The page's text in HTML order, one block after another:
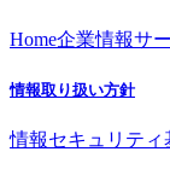
Home企業情報サ
情報取り扱い方針
情報セキュリティ